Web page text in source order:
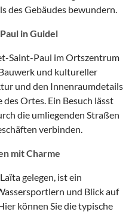
des Gebäudes bewundern.
in Guidel
Saint-Paul im Ortszentrum
und kultureller
und den Innenraumdetails
Ortes. Ein Besuch lässt
die umliegenden Straßen
verbinden.
mit Charme
gelegen, ist ein
und Blick auf
können Sie die typische